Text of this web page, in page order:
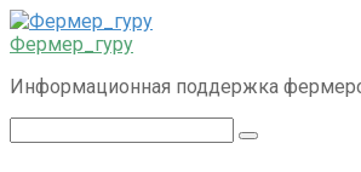
Перейти
к
Фермер_гуру
Информационная поддержка